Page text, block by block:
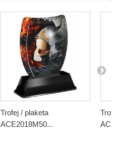
Trofej / plaketa
ACE2018M50...